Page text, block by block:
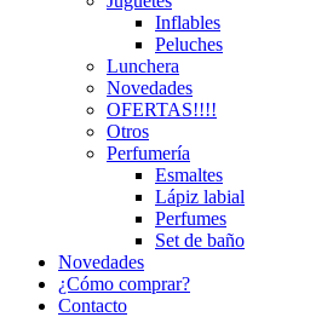
Inflables
Peluches
Lunchera
Novedades
OFERTAS!!!!
Otros
Perfumería
Esmaltes
Lápiz labial
Perfumes
Set de baño
Novedades
¿Cómo comprar?
Contacto